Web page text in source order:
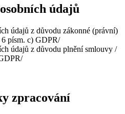
údajů
údajů z důvodu zákonné (právní)
písm. c) GDPR/
údajů z důvodu plnění smlouvy /
zpracování